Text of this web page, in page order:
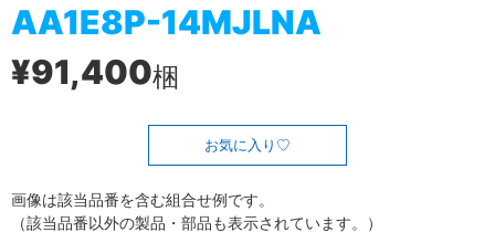
AA1E8P-14MJLNA
¥91,400梱
お気に入り
画像は該当品番を含む組合せ例です。
（該当品番以外の製品・部品も表示されています。）